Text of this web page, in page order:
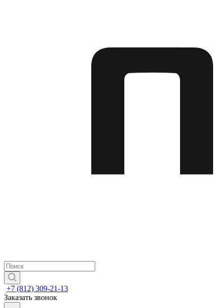
+7 (812) 309-21-13
Заказать звонок